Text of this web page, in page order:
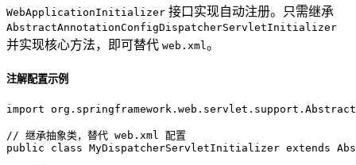
WebApplicationInitializer 接口实现自动注册。只需继承
AbstractAnnotationConfigDispatcherServletInitializer
并实现核心方法，即可替代 web.xml 。
注解配置示例
import
// 继承抽象类，替代 web.xml 配置
public
class MyDispatcherServletInitializer extends